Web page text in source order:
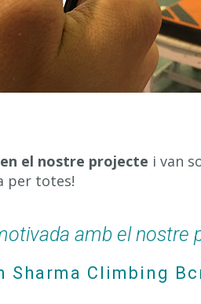
el nostre projecte i van
per totes!
amb el nostre
Climbing